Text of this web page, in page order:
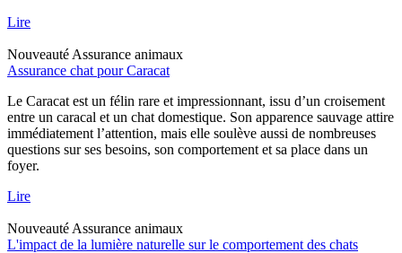
Lire
Nouveauté Assurance animaux
Assurance chat pour Caracat
Le Caracat est un félin rare et impressionnant, issu d’un croisement
entre un caracal et un chat domestique. Son apparence sauvage attire
immédiatement l’attention, mais elle soulève aussi de nombreuses
questions sur ses besoins, son comportement et sa place dans un
foyer.
Lire
Nouveauté Assurance animaux
L'impact de la lumière naturelle sur le comportement des chats